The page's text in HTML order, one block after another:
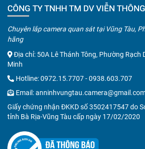
CÔNG TY TNHH TM DV VIỄN
Chuyên lắp camera quan sát tại Vũng Tàu,
hãng
Địa chỉ: 50A Lê Thánh Tông, Phường Rạch
Minh
Hotline:0972.15.7707-0938.603.707
Email:
Giấy chứng nhận ĐKKD số 3502417547 do
tỉnh Bà Rịa-Vũng Tàu cấp ngày 17/02/2020